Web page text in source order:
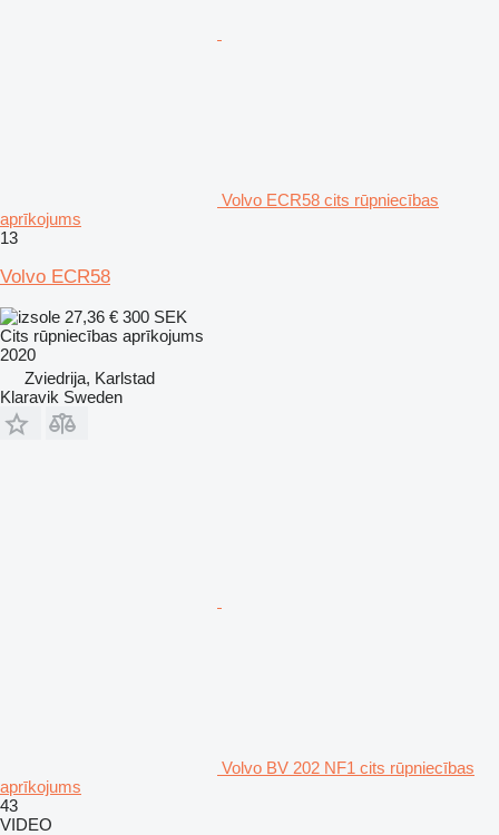
Volvo ECR58 cits rūpniecības
aprīkojums
13
Volvo ECR58
27,36 € 300 SEK
Cits rūpniecības aprīkojums
2020
Zviedrija, Karlstad
Klaravik Sweden
Volvo BV 202 NF1 cits rūpniecības
aprīkojums
43
VIDEO